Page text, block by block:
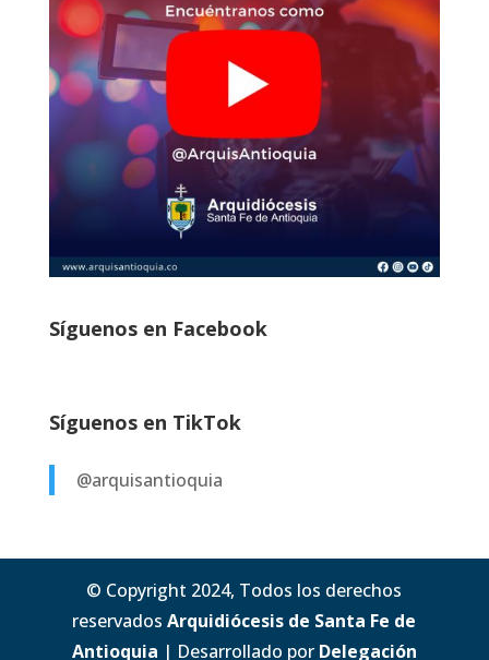
Síguenos en Facebook
Síguenos en TikTok
@arquisantioquia
© Copyright 2024, Todos los derechos
reservadosArquidiócesis de Santa Fe de
Antioquia | Desarrollado por Delegación